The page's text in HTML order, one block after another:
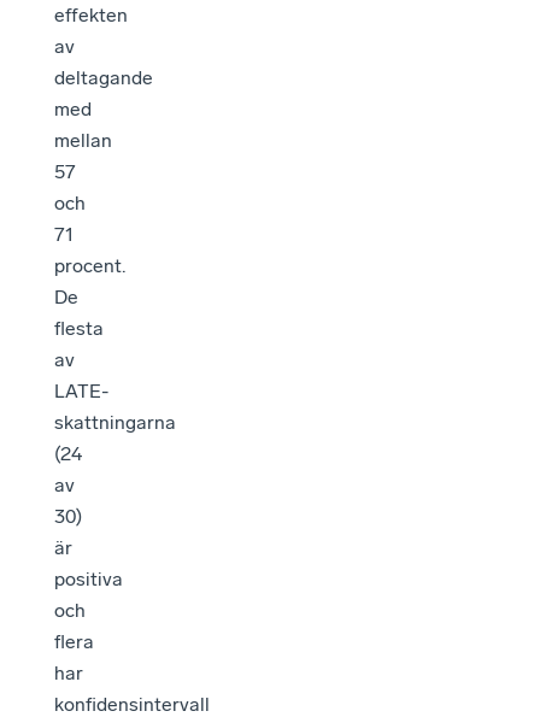
effekten
av
deltagande
med
mellan
57
och
71
procent.
De
flesta
av
LATE-
skattningarna
(24
av
30)
är
positiva
och
flera
har
konfidensintervall